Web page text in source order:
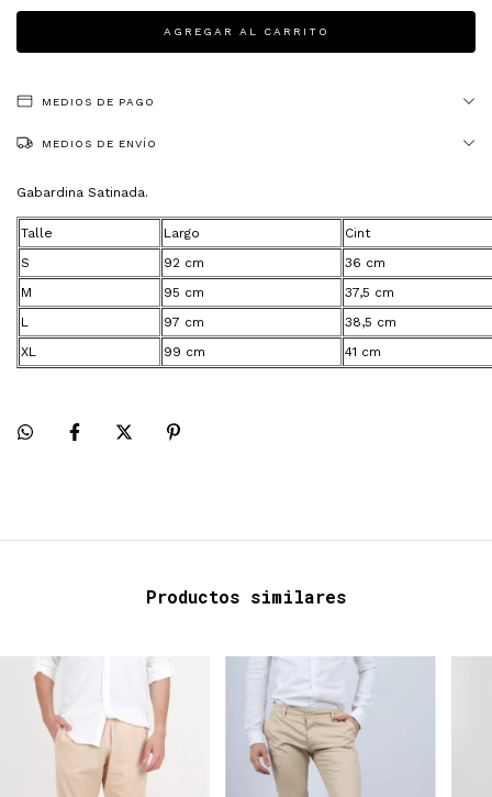
MEDIOS DE PAGO
MEDIOS DE ENVÍO
Gabardina Satinada.
Talle Largo
Cint
S
92 cm
36 cm
M
95 cm
37,5 cm
L
97 cm
38,5 cm
XL
99 cm 41 cm
Productos similares